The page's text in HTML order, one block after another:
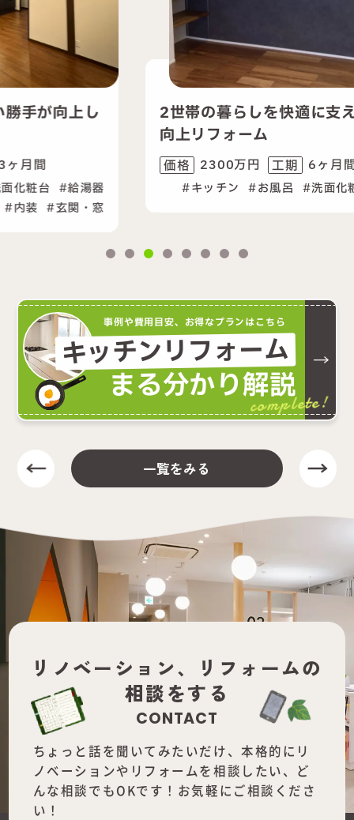
2世帯の暮らしを快適に支える性能
向上リフォーム
2300万円 工期 6ヶ月間
キッチン お風呂 洗面化粧台 内装
事例や費用目安、お得なプランはこちら
キッチンリフォーム
まる分かり解説
complete!
一覧をみる
リノベーション、
リフォームの
相談をする
CONTACT
ちょっと話を聞いてみたいだけ、本格的にリ
ノベーションやリフォームを相談したい、ど
んな相談でもOKです！お気軽にご相談くださ
い！